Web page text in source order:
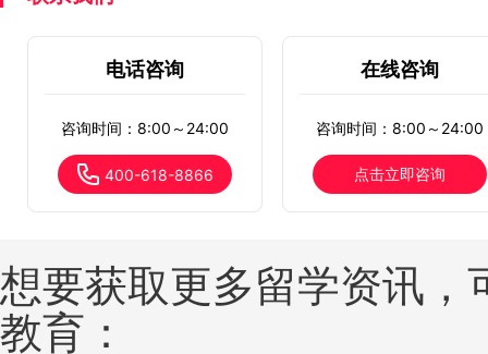
电话咨询
咨询时间：8:00～24:00
400-618-8866
在线咨询
咨询时间：8:00～24:00
点击立即咨询
想要获取更多留学资讯
教育：